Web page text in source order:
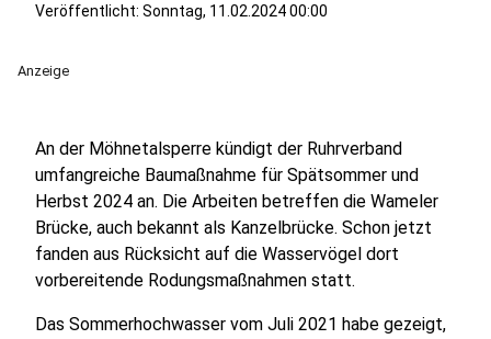
Veröffentlicht: Sonntag, 11.02.2024 00:00
Anzeige
An der Möhnetalsperre kündigt der Ruhrverband
umfangreiche Baumaßnahme für Spätsommer und
Herbst 2024 an. Die Arbeiten betreffen die Wameler
Brücke, auch bekannt als Kanzelbrücke. Schon jetzt
fanden aus Rücksicht auf die Wasservögel dort
vorbereitende Rodungsmaßnahmen statt.
Das Sommerhochwasser vom Juli 2021 habe gezeigt,